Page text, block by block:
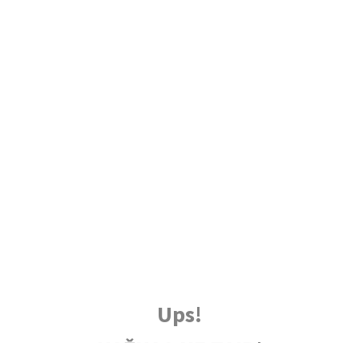
Ups!